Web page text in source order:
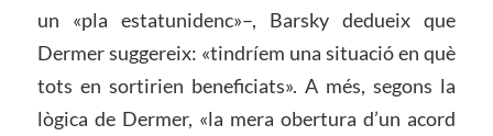
un «pla estatunidenc»–, Barsky dedueix que
Dermer suggereix: «tindríem una situació en què
tots en sortirien beneficiats». A més, segons la
lògica de Dermer, «la mera obertura d’un acord